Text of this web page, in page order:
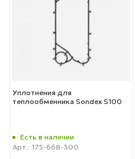
Уплотнения для
теплообменника Sondex S100
Есть в наличии
Арт.: 175-668-300